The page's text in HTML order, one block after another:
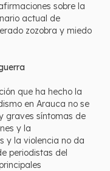
sobre la
actual de
zozobra y miedo
que ha hecho la
en Arauca no se
graves síntomas de
y la
y la violencia no da
periodistas del